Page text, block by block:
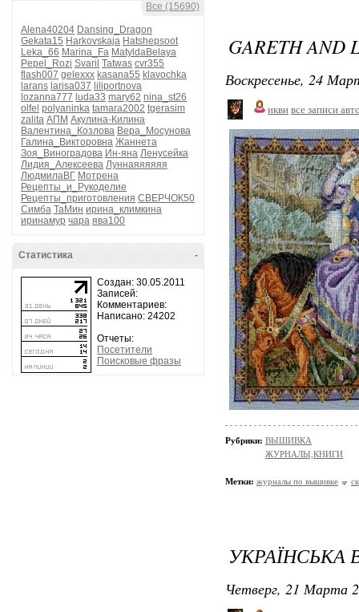
Все (15690)
Alena40204 Dansing_Dragon
Gekata15 Harkovskaja Hatshepsoot
Leka_66 Marina_Fa MatyldaBelaya
Pepel_Rozi Svaril Tatwas cvr355
flash007 gelexxx kasana55 klavochka
larans larisa037 liliportnova
lozanna777 luda33 mary62 nina_st26
olfel polyaninka tamara2002 tgerasim
zalita АПМ Акулина-Килина
Валентина_Козлова Вера_Мосунова
Галина_Викторовна Жаннета
Зоя_Виноградова Ин-яна Ленусейка
Лидия_Алексеева Луннаяяяяяя
ЛюдмилаВГ Мотрена
Рецепты_и_Рукоделие
Рецепты_приготовления СВЕРЧОК50
Симба ТаМин ирина_климкина
иринамур чара ява100
-
Статистика
Создан: 30.05.2011
Записей:
Комментариев:
Написано: 24202
Отчеты:
Посетители
Поисковые фразы
GARETH AND
Воскресенье, 24
икви все записи
Рубрики: ВЫШИВКА
ЖУРНАЛЫ,КНИГИ
Метки: журналы по вышивке
УКРАЇНСЬКА
Четверг, 21 Марта